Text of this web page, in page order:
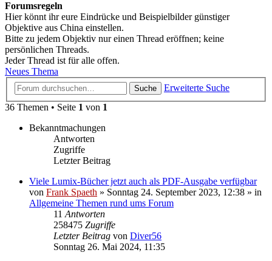
Forumsregeln
Hier könnt ihr eure Eindrücke und Beispielbilder günstiger
Objektive aus China einstellen.
Bitte zu jedem Objektiv nur einen Thread eröffnen; keine
persönlichen Threads.
Jeder Thread ist für alle offen.
Neues Thema
Suche
Erweiterte Suche
36 Themen • Seite 1 von 1
Bekanntmachungen
Antworten
Zugriffe
Letzter Beitrag
Viele Lumix-Bücher jetzt auch als PDF-Ausgabe verfügbar
von Frank Spaeth » Sonntag 24. September 2023, 12:38 » in
Allgemeine Themen rund ums Forum
11 Antworten
258475 Zugriffe
Letzter Beitrag von Diver56
Sonntag 26. Mai 2024, 11:35